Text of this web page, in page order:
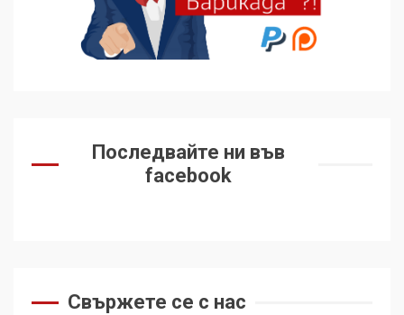
Последвайте ни във
facebook
Свържете се с нас